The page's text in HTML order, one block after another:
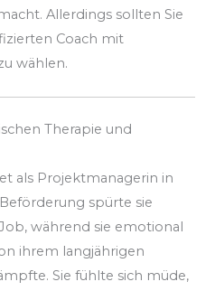
Allerdings sollten Sie
Coach mit
wählen.
Therapie und
als Projektmanagerin in
spürte sie
während sie emotional
ihrem langjährigen
Sie fühlte sich müde,